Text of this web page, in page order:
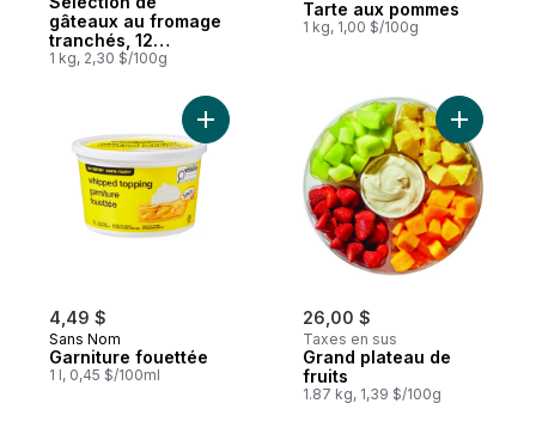
gâteaux au fromage
tranchés, 12
tranches
1 kg, 2,30 $/100g
Tarte aux pommes
1 kg, 1,00 $/100g
4,49 $
Sans Nom
Garniture fouettée
1 l, 0,45 $/100ml
Ajouter Garniture fouettée au panier
26,00 $
Taxes en sus
Grand plateau de
fruits
1.87 kg, 1,39 $/100g
Ajouter